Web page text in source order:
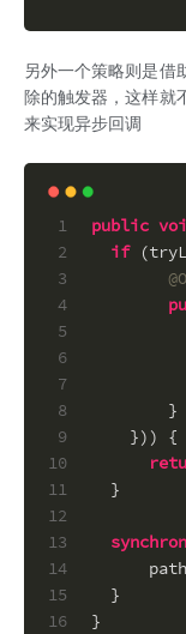
另外一个策略则是借
除的触发器，这样就
来实现异步回调
1
2
3
4
5
6
7
8
9
10
11
12
13
14
15
16
public
if
        }
    })) {
  }
  }
}